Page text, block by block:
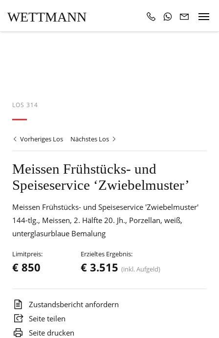
WETTMANN
LOS 314
Vorheriges Los Nächstes Los
Meissen Frühstücks- und
Speiseservice ‘Zwiebelmuster’
Meissen Frühstücks- und Speiseservice 'Zwiebelmuster'
144-tlg., Meissen, 2. Hälfte 20. Jh., Porzellan, weiß,
unterglasurblaue Bemalung
Limitpreis:
€ 850
Erzieltes Ergebnis:
€ 3.515 (inkl. Aufgeld)
Zustandsbericht anfordern
Seite teilen
Seite drucken